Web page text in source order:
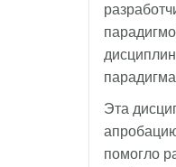
Эта
помогло